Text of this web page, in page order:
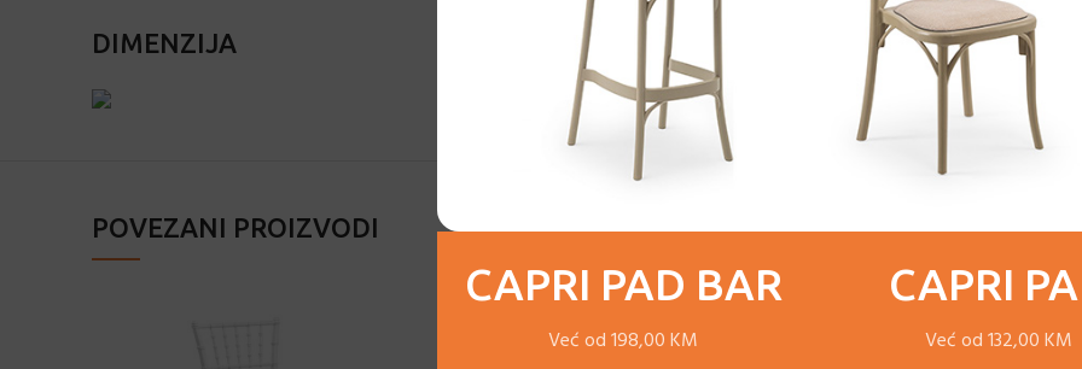
CAPRI PAD BAR
Već od 198,00 KM
CAPRI
Već od 132,00 KM
DIMENZIJA
POVEZANI PROIZVODI